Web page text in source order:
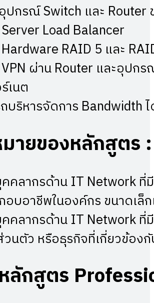
กรณ์ Switch และ Router
Load Balancer
RAID 5 และ
ผ่าน Router และอุปก
เนต
บริหารจัดการ Bandwidth
ายของหลักสูตร :
คลากรด้าน IT Network ที่
อบอาชีพในองค์กร ขนาดเ
คลากรด้าน IT Network ที่
นตัว หรือธุรกิจที่เกี่ยวข้อง
ลักสูตร